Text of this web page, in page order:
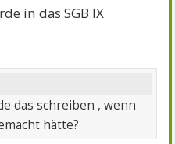
in das SGB IX
das schreiben , wenn
hätte?